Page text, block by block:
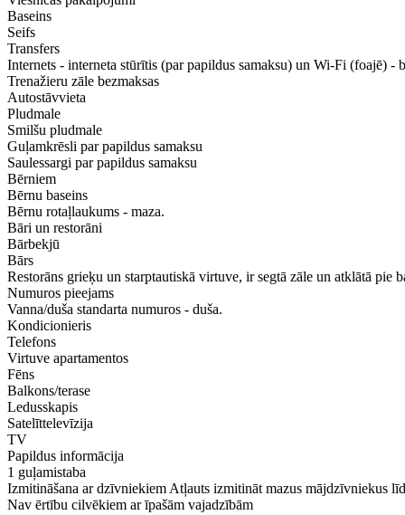
Baseins
Seifs
Transfers
Internets - interneta stūrītis (par papildus samaksu) un Wi-Fi (foajē) -
Trenažieru zāle bezmaksas
Autostāvvieta
Pludmale
Smilšu pludmale
Guļamkrēsli par papildus samaksu
Saulessargi par papildus samaksu
Bērniem
Bērnu baseins
Bērnu rotaļlaukums - maza.
Bāri un restorāni
Bārbekjū
Bārs
Restorāns grieķu un starptautiskā virtuve, ir segtā zāle un atklātā pie
Numuros pieejams
Vanna/duša standarta numuros - duša.
Kondicionieris
Telefons
Virtuve apartamentos
Fēns
Balkons/terase
Ledusskapis
Satelīttelevīzija
TV
Papildus informācija
1 guļamistaba
Izmitināšana ar dzīvniekiem Atļauts izmitināt mazus mājdzīvniekus
Nav ērtību cilvēkiem ar īpašām vajadzībām